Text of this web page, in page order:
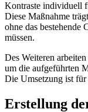
Kontraste individuell
Diese Maßnahme
ohne das bestehende
müssen.
Des Weiteren
um die aufgeführten
Die Umsetzung ist
Erstellung